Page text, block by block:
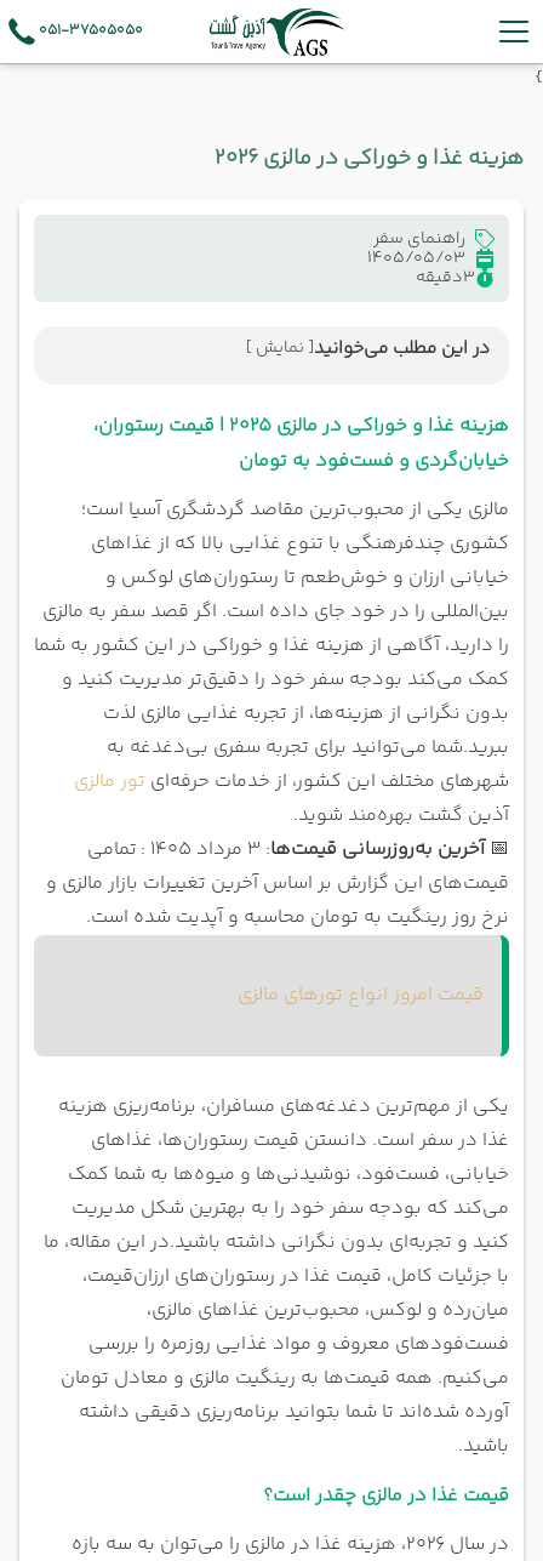
051-37505050
}
هزینه غذا و خوراکی در مالزی 2026
راهنمای سفر
1405/05/03
3دقیقه
در این مطلب می‌خوانید[ نمایش ]
خیابان‌گردی و فست‌فود به تومان
قیمت غذا در مالزی چقدر است؟
قیمت غذاهای خیابانی در مالزی
قیمت ناسی لماک در مالزی
قیمت مورتاباک در مالزی
قیمت ساتای در مالزی
قیمت روتی کانای در مالزی
قیمت فست فود در مالزی
قیمت مواد غذایی در مالزی
قیمت نوشیدنی در مالزی
تفاوت قیمت غذا در مالزی و کوالالامپور
سفر به مالزی با تور
هزینه غذا و خوراکی در مالزی ۲۰۲۵ | قیمت رستوران،
خیابان‌گردی و فست‌فود به تومان
مالزی یکی از محبوب‌ترین مقاصد گردشگری آسیا است؛
کشوری چندفرهنگی با تنوع غذایی بالا که از غذاهای
خیابانی ارزان و خوش‌طعم تا رستوران‌های لوکس و
بین‌المللی را در خود جای داده است. اگر قصد سفر به مالزی
را دارید، آگاهی از هزینه غذا و خوراکی در این کشور به شما
کمک می‌کند بودجه سفر خود را دقیق‌تر مدیریت کنید و
بدون نگرانی از هزینه‌ها، از تجربه غذایی مالزی لذت
ببرید.شما می‌توانید برای تجربه سفری بی‌دغدغه به
شهرهای مختلف این کشور، از خدمات حرفه‌ای تور مالزی
آذین گشت بهره‌مند شوید.
📅آخرین به‌روزرسانی قیمت‌ها: ۳ مرداد ۱۴۰۵ :
تمامی
قیمت‌های این گزارش بر اساس آخرین تغییرات بازار مالزی و
نرخ روز رینگیت به تومان محاسبه و آپدیت شده است.
قیمت امروز انواع تورهای مالزی
یکی از مهم‌ترین دغدغه‌های مسافران، برنامه‌ریزی هزینه
غذا در سفر است. دانستن قیمت رستوران‌ها، غذاهای
خیابانی، فست‌فود، نوشیدنی‌ها و میوه‌ها به شما کمک
می‌کند که بودجه سفر خود را به بهترین شکل مدیریت
کنید و تجربه‌ای بدون نگرانی داشته باشید.در این مقاله، ما
با جزئیات کامل، قیمت غذا در رستوران‌های ارزان‌قیمت،
میان‌رده و لوکس، محبوب‌ترین غذاهای مالزی،
فست‌فودهای معروف و مواد غذایی روزمره را بررسی
می‌کنیم. همه قیمت‌ها به رینگیت مالزی و معادل تومان
آورده شده‌اند تا شما بتوانید برنامه‌ریزی دقیقی داشته
باشید.
قیمت غذا در مالزی چقدر است؟
در سال ۲۰۲۶، هزینه غذا در مالزی را می‌توان به سه بازه